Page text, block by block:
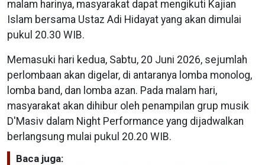
malam harinya, masyarakat dapat mengikuti Kajian
Islam bersama Ustaz Adi Hidayat yang akan dimulai
pukul 20.30 WIB.
Memasuki hari kedua, Sabtu, 20 Juni 2026, sejumlah
perlombaan akan digelar, di antaranya lomba monolog,
lomba band, dan lomba azan. Pada malam hari,
masyarakat akan dihibur oleh penampilan grup musik
D'Masiv dalam Night Performance yang dijadwalkan
berlangsung mulai pukul 20.20 WIB.
Baca juga: